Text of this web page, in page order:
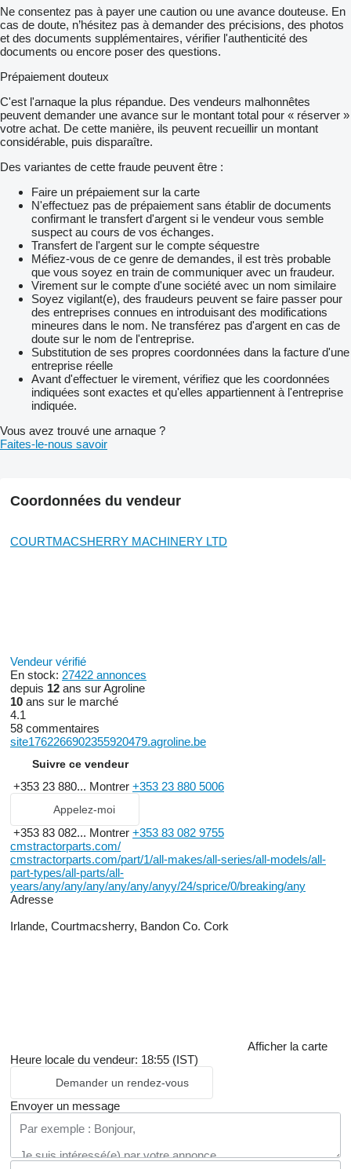
Ne consentez pas à payer une caution ou une avance douteuse. En
cas de doute, n’hésitez pas à demander des précisions, des photos
et des documents supplémentaires, vérifier l'authenticité des
documents ou encore poser des questions.
Prépaiement douteux
C'est l'arnaque la plus répandue. Des vendeurs malhonnêtes
peuvent demander une avance sur le montant total pour « réserver »
votre achat. De cette manière, ils peuvent recueillir un montant
considérable, puis disparaître.
Des variantes de cette fraude peuvent être :
Faire un prépaiement sur la carte
N'effectuez pas de prépaiement sans établir de documents
confirmant le transfert d'argent si le vendeur vous semble
suspect au cours de vos échanges.
Transfert de l'argent sur le compte séquestre
Méfiez-vous de ce genre de demandes, il est très probable
que vous soyez en train de communiquer avec un fraudeur.
Virement sur le compte d'une société avec un nom similaire
Soyez vigilant(e), des fraudeurs peuvent se faire passer pour
des entreprises connues en introduisant des modifications
mineures dans le nom. Ne transférez pas d'argent en cas de
doute sur le nom de l'entreprise.
Substitution de ses propres coordonnées dans la facture d'une
entreprise réelle
Avant d'effectuer le virement, vérifiez que les coordonnées
indiquées sont exactes et qu'elles appartiennent à l'entreprise
indiquée.
Vous avez trouvé une arnaque ?
Faites-le-nous savoir
Coordonnées du vendeur
COURTMACSHERRY MACHINERY LTD
Vendeur vérifié
En stock: 27422 annonces
depuis 12 ans sur Agroline
10 ans sur le marché
4.1
58 commentaires
site1762266902355920479.agroline.be
Suivre ce vendeur
+353 23 880... Montrer +353 23 880 5006
Appelez-moi
+353 83 082... Montrer +353 83 082 9755
cmstractorparts.com/
cmstractorparts.com/part/1/all-makes/all-series/all-models/all-
part-types/all-parts/all-
years/any/any/any/any/any/anyy/24/sprice/0/breaking/any
Adresse
Irlande, Courtmacsherry, Bandon Co. Cork
Afficher la carte
Heure locale du vendeur: 18:55 (IST)
Demander un rendez-vous
Envoyer un message